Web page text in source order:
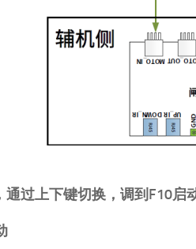
通过上下键切换，调到F10启